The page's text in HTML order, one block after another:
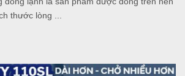
thước lòng ...